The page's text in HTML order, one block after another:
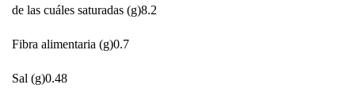
de las cuáles saturadas (g)8.2
Fibra alimentaria (g)0.7
Sal (g)0.48